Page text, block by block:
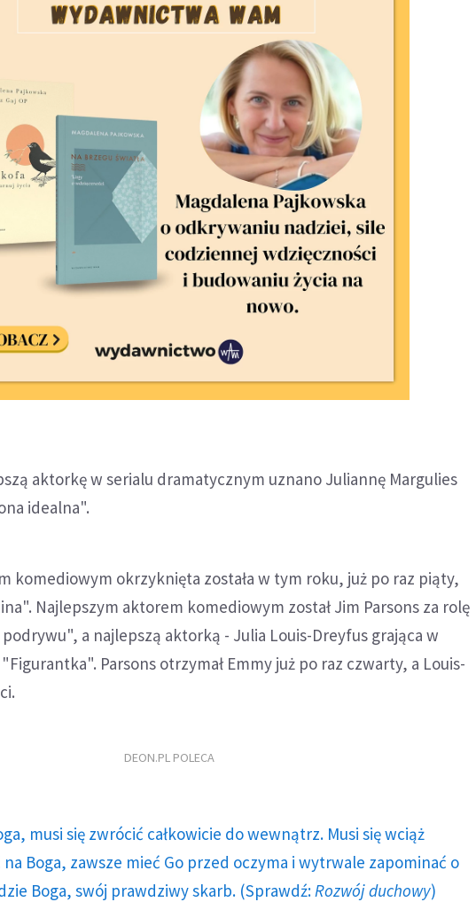
aktorkę w serialu dramatycznym uznano Juliannę Margulies
idealna".
komediowym okrzyknięta została w tym roku, już po raz piąty,
Najlepszym aktorem komediowym został Jim Parsons za rolę
a najlepszą aktorką - Julia Louis-Dreyfus grająca w
Parsons otrzymał Emmy już po raz czwarty, a Louis-
DEON.PL POLECA
musi się zwrócić całkowicie do wewnątrz. Musi się wciąż
Boga, zawsze mieć Go przed oczyma i wytrwale zapominać o
Boga, swój prawdziwy skarb. (Sprawdź: Rozwój duchowy)